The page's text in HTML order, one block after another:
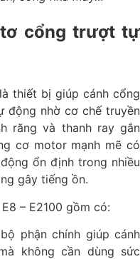
cổng trượt tự
thiết bị giúp cánh cổng
động nhờ cơ chế truyền
răng và thanh ray gắn
cơ motor mạnh mẽ có
ổn định trong nhiều
gây tiếng ồn.
– E2100 gồm có:
phận chính giúp cánh
không cần dùng sức